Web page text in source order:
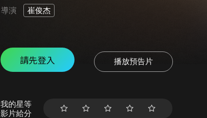
導演 崔俊杰
請先登入 播放預告片
我的星等
影片給分